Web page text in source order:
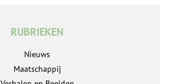
RUBRIEKEN
Nieuws
Maatschappij